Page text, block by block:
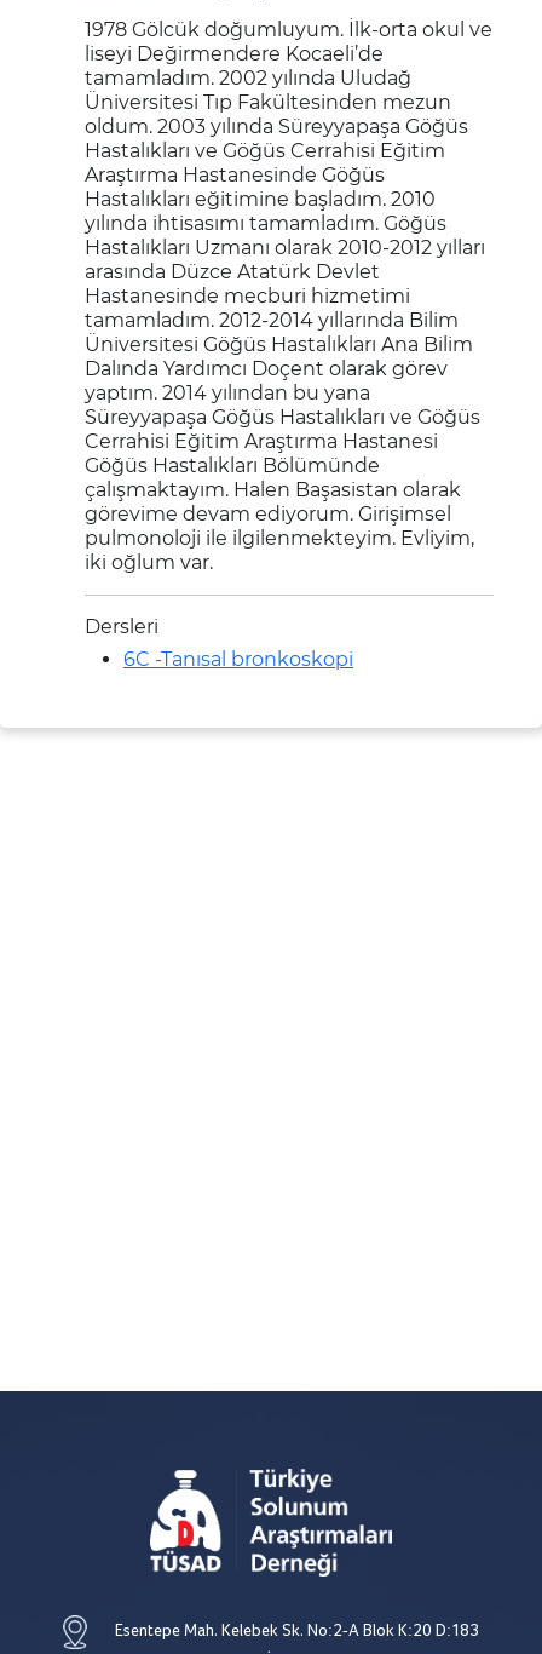
1978 Gölcük doğumluyum. İlk-orta okul ve
liseyi Değirmendere Kocaeli’de
tamamladım. 2002 yılında Uludağ
Üniversitesi Tıp Fakültesinden mezun
oldum. 2003 yılında Süreyyapaşa Göğüs
Hastalıkları ve Göğüs Cerrahisi Eğitim
Araştırma Hastanesinde Göğüs
Hastalıkları eğitimine başladım. 2010
yılında ihtisasımı tamamladım. Göğüs
Hastalıkları Uzmanı olarak 2010-2012 yılları
arasında Düzce Atatürk Devlet
Hastanesinde mecburi hizmetimi
tamamladım. 2012-2014 yıllarında Bilim
Üniversitesi Göğüs Hastalıkları Ana Bilim
Dalında Yardımcı Doçent olarak görev
yaptım. 2014 yılından bu yana
Süreyyapaşa Göğüs Hastalıkları ve Göğüs
Cerrahisi Eğitim Araştırma Hastanesi
Göğüs Hastalıkları Bölümünde
çalışmaktayım. Halen Başasistan olarak
görevime devam ediyorum. Girişimsel
pulmonoloji ile ilgilenmekteyim. Evliyim,
iki oğlum var.
Dersleri
6C -Tanısal bronkoskopi
Esentepe Mah. Kelebek Sk. No:2-A Blok K:20 D:183